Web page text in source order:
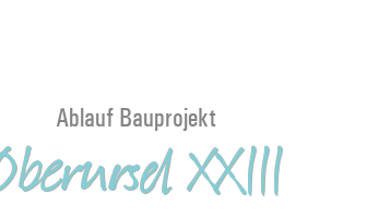
Ablauf Bauprojekt
XXIII